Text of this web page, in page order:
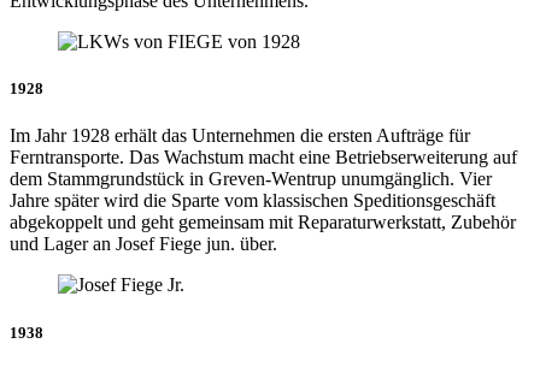
1928
Im Jahr 1928 erhält das Unternehmen die ersten Aufträge für
Ferntransporte. Das Wachstum macht eine Betriebserweiterung auf
dem Stammgrundstück in Greven-Wentrup unumgänglich. Vier
Jahre später wird die Sparte vom klassischen Speditionsgeschäft
abgekoppelt und geht gemeinsam mit Reparaturwerkstatt, Zubehör
und Lager an Josef Fiege jun. über.
1938